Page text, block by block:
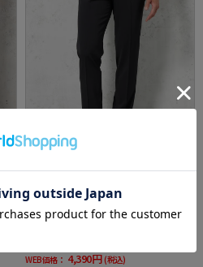
【ストレッチ】スマビズパンツノータックス
リムシルエットウォッシャブルイージーケア
スラックス
WEB価格： 4,390円 (税込)